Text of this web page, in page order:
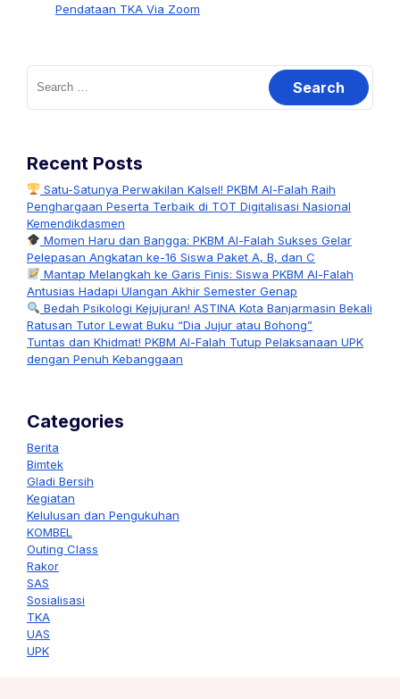
Pendataan TKA Via Zoom
Search
for:
Recent Posts
Satu-Satunya Perwakilan Kalsel! PKBM Al-Falah Raih
Penghargaan Peserta Terbaik di TOT Digitalisasi Nasional
Kemendikdasmen
Momen Haru dan Bangga: PKBM Al-Falah Sukses Gelar
Pelepasan Angkatan ke-16 Siswa Paket A, B, dan C
Mantap Melangkah ke Garis Finis: Siswa PKBM Al-Falah
Antusias Hadapi Ulangan Akhir Semester Genap
Bedah Psikologi Kejujuran! ASTINA Kota Banjarmasin Bekali
Ratusan Tutor Lewat Buku “Dia Jujur atau Bohong”
Tuntas dan Khidmat! PKBM Al-Falah Tutup Pelaksanaan UPK
dengan Penuh Kebanggaan
Categories
Berita
Bimtek
Gladi Bersih
Kegiatan
Kelulusan dan Pengukuhan
KOMBEL
Outing Class
Rakor
SAS
Sosialisasi
TKA
UAS
UPK